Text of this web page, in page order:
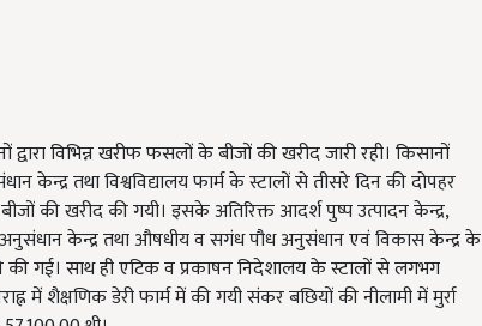
विभिन्न खरीफ फसलों के बीजों की खरीद जारी रही। किसानों
केन्द्र तथा विश्वविद्यालय फार्म के स्टालों से तीसरे दिन की दोपहर
की खरीद की गयी। इसके अतिरिक्त आदर्श पुष्प उत्पादन केन्द्र,
अनुसंधान केन्द्र तथा औषधीय व सगंध पौध अनुसंधान एवं विकास केन्द्र के
गई। साथ ही एटिक व प्रकाषन निदेशालय के स्टालों से लगभग
में शैक्षणिक डेरी फार्म में की गयी संकर बछियों की नीलामी में मुर्रा